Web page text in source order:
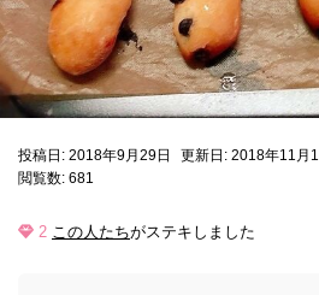
投稿日: 2018年9月29日
更新日: 2018年11月1
閲覧数: 681
2 この人たちがステキしました